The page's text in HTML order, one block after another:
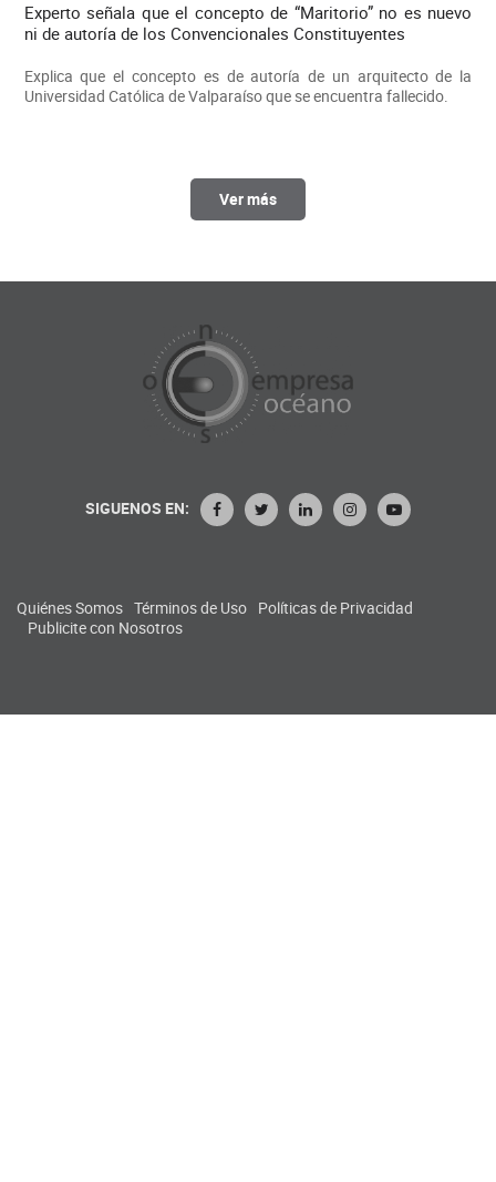
Experto señala que el concepto de “Maritorio” no es nuevo
ni de autoría de los Convencionales Constituyentes
Explica que el concepto es de autoría de un arquitecto de la
Universidad Católica de Valparaíso que se encuentra fallecido.
Ver más
SIGUENOS EN:
Quiénes Somos Términos de Uso Políticas de Privacidad
Publicite con Nosotros